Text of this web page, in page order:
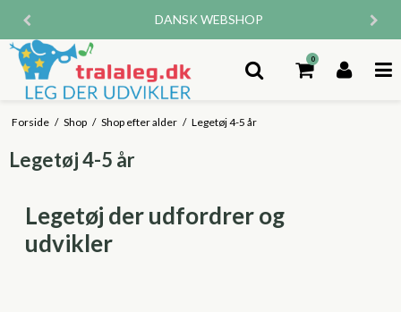
DANSK WEBSHOP
0
Forside / Shop / Shop efter alder / Legetøj 4-5 år
Legetøj 4-5 år
Legetøj der udfordrer og
udvikler